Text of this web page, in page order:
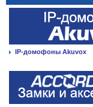
IP-домофоны Akuvox